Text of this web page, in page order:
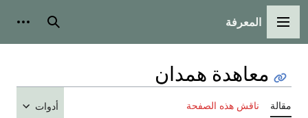
القائمة الرئيسية
المعرفة بحث
معاهدة همدان
مقالة ناقش هذه الصفحة أدوات